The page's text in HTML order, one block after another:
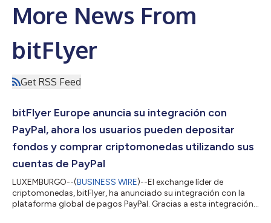
More News From
bitFlyer
Get RSS Feed
bitFlyer Europe anuncia su integración con
PayPal, ahora los usuarios pueden depositar
fondos y comprar criptomonedas utilizando sus
cuentas de PayPal
LUXEMBURGO--(BUSINESS WIRE)--El exchange líder de
criptomonedas, bitFlyer, ha anunciado su integración con la
plataforma global de pagos PayPal. Gracias a esta integración,